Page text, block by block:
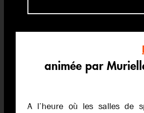
animée par
A l’heure où les salles de